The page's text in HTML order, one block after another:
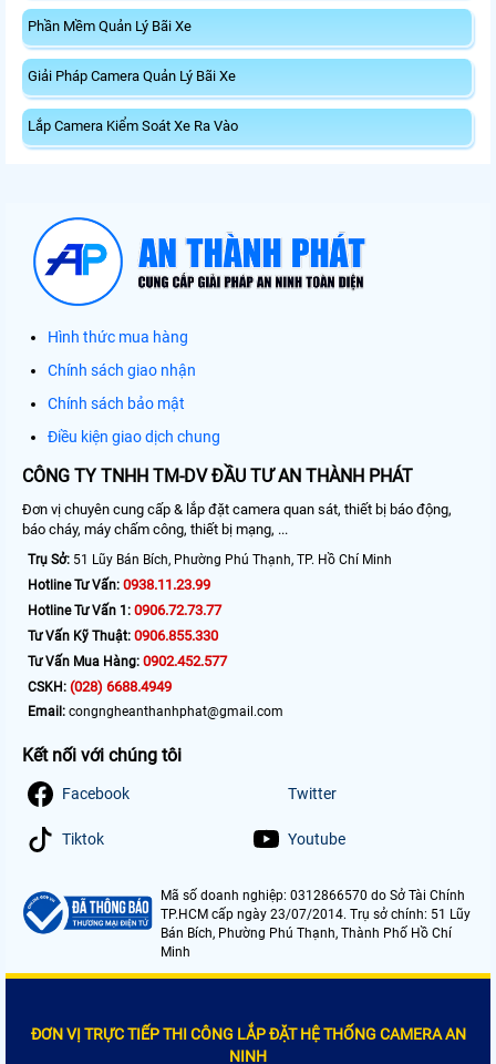
Phần Mềm Quản Lý Bãi Xe
Giải Pháp Camera Quản Lý Bãi Xe
Lắp Camera Kiểm Soát Xe Ra Vào
Hình thức mua hàng
Chính sách giao nhận
Chính sách bảo mật
Điều kiện giao dịch chung
CÔNG TY TNHH TM-DV ĐẦU TƯ AN THÀNH PHÁT
Đơn vị chuyên cung cấp & lắp đặt camera quan sát, thiết bị báo động,
báo cháy, máy chấm công, thiết bị mạng, ...
Trụ Sở: 51 Lũy Bán Bích, Phường Phú Thạnh, TP. Hồ Chí Minh
Hotline Tư Vấn: 0938.11.23.99
Hotline Tư Vấn 1: 0906.72.73.77
Tư Vấn Kỹ Thuật: 0906.855.330
Tư Vấn Mua Hàng: 0902.452.577
CSKH: (028) 6688.4949
Email: congngheanthanhphat@gmail.com
Kết nối với chúng tôi
Facebook Twitter
Tiktok Youtube
Mã số doanh nghiệp: 0312866570 do Sở Tài Chính
TP.HCM cấp ngày 23/07/2014. Trụ sở chính: 51 Lũy
Bán Bích, Phường Phú Thạnh, Thành Phố Hồ Chí
Minh
ĐƠN VỊ TRỰC TIẾP THI CÔNG LẮP ĐẶT HỆ THỐNG CAMERA AN
NINH